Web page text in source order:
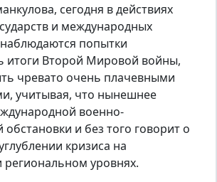
сегодня в действиях
и международных
попытки
итоги Второй Мировой войны,
чревато очень плачевными
учитывая, что нынешнее
военно-
обстановки и без того говорит о
кризиса на
региональном уровнях.